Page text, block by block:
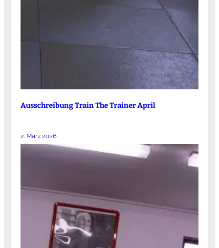
Ausschreibung Train The Trainer April
2. März 2026